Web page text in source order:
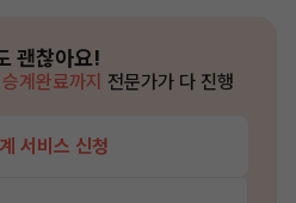
괜찮아요!
계완료까지 전문가가 다 진행
서비스 신청